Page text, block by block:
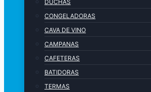
DUCHAS
CONGELADORAS
CAVA DE VINO
CAMPANAS
CAFETERAS
BATIDORAS
TERMAS